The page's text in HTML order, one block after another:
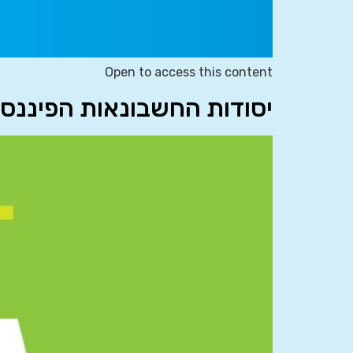
Open to access this content
יסודות החשבונאות הפיננסית